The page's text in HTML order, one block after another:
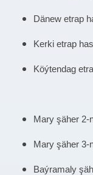
Dänew etrap
Kerki etrap
Köýtendag
Mary şäher 2-
Mary şäher 3-
Baýramaly